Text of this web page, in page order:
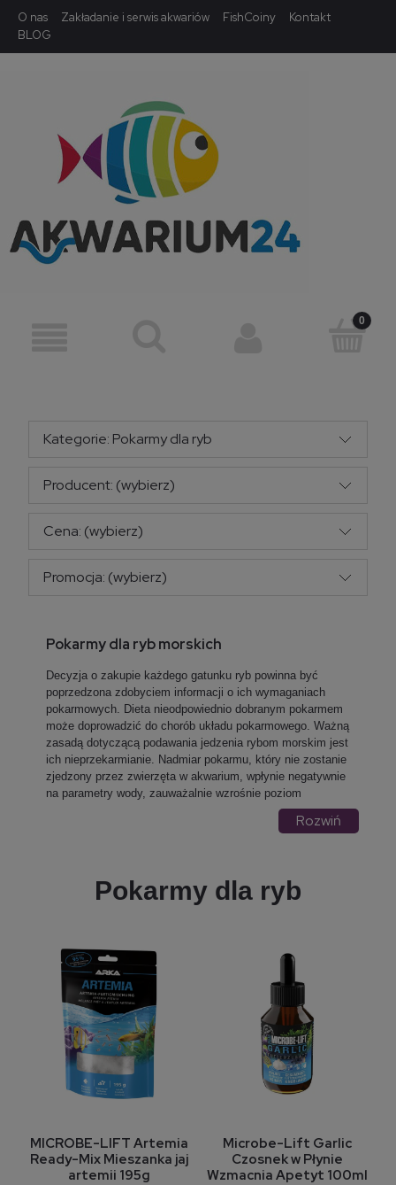
O nas Zakładanie i serwis akwariów FishCoiny
Kontakt
BLOG
Kategorie: Pokarmy dla ryb
Producent: (wybierz)
Cena: (wybierz)
Promocja: (wybierz)
Pokarmy dla ryb morskich
Decyzja o zakupie każdego gatunku ryb powinna być
poprzedzona zdobyciem informacji o ich wymaganiach
pokarmowych. Dieta nieodpowiednio dobranym pokarmem
może doprowadzić do chorób układu pokarmowego. Ważną
zasadą dotyczącą podawania jedzenia rybom morskim jest
ich nieprzekarmianie. Nadmiar pokarmu, który nie zostanie
zjedzony przez zwierzęta w akwarium, wpłynie negatywnie
na parametry wody, zauważalnie wzrośnie poziom
zanieczyszczeń na dnie akwarium.
automatycznego
tabletkach. Pokarmy w zawiesinie jaksolowiec oraz
Rozwiń
Pokarmy dla ryb
MICROBE-LIFT Artemia
Ready-Mix Mieszanka jaj
artemii 195g
Microbe-Lift Garlic
Czosnek w Płynie
Wzmacnia Apetyt 100ml